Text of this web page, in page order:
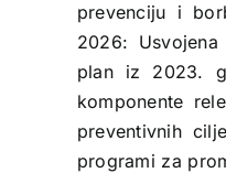
prevenciju i
2026:
plan iz 2023.
komponente
preventivnih
programi za